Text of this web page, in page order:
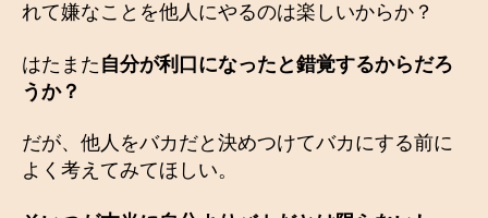
れて嫌なことを他人にやるのは楽しいからか？
はたまた 自分が利口になったと錯覚するからだろ
うか？
だが、他人をバカだと決めつけてバカにする前に
よく考えてみてほしい。